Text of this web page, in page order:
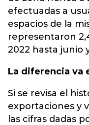
efectuadas a
espacios de la
representaron
2022 hasta junio
La diferencia va
Si se revisa el
exportaciones y
las cifras dadas